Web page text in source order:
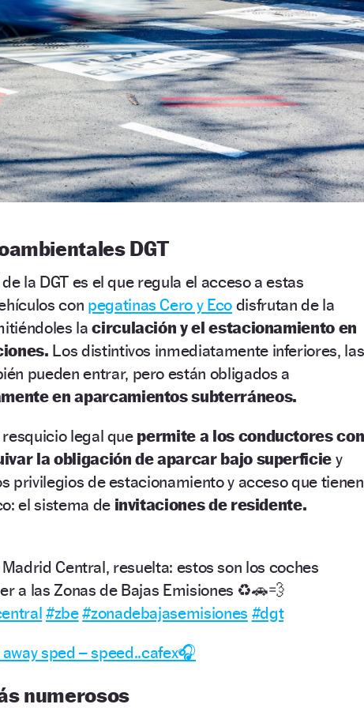
DGT
la DGT es el que regula el acceso a estas
con pegatinas Cero y Ecodisfrutan de la
lacirculación y el estacionamiento en
Los distintivos inmediatamente inferiores, las
pueden entrar, pero están obligados a
en aparcamientos subterráneos.
legal que permite a los conductores con
la obligación de aparcar bajo superficie y
privilegios de estacionamiento y acceso que tienen
el sistema de invitaciones de residente.
Central, resuelta: estos son los coches
a las Zonas de Bajas Emisiones ♻️🚗💨
#zbe#zonadebajasemisiones #dgt
sped – speed..cafex🎧
numerosos